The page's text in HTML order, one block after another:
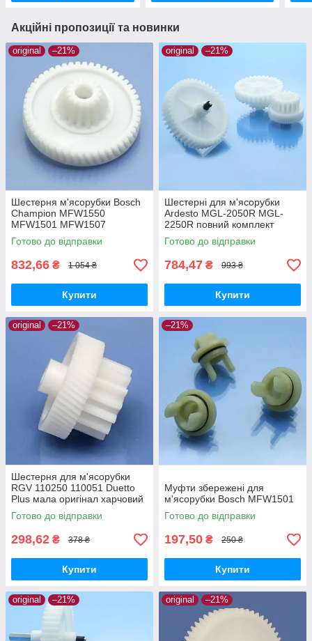
Акційні пропозиції та новинки
original –21%
Шестерня м'ясорубки Bosch
Champion MFW1550
MFW1501 MFW1507
MFW1511 MFW1545 SFW1
CNFW2 оригінал Ø68 h25
z=16/50
Готово до відправки
832,66 ₴ 1 054 ₴
Купити
original –21%
Шестерні для м'ясорубки
Ardesto MGL-2050R MGL-
2250R повний комплект
оригінал харчовий пластик
Готово до відправки
784,47 ₴ 993 ₴
Купити
original –21%
Шестерня для м'ясорубки
RGV 110250 110051 Duetto
Plus мала оригінал харчовий
пластик
Готово до відправки
298,62 ₴ 378 ₴
Купити
–21%
Муфти збережені для
м'ясорубки Bosch MFW1501
Готово до відправки
197,50 ₴ 250 ₴
Купити
original –21% original –21%